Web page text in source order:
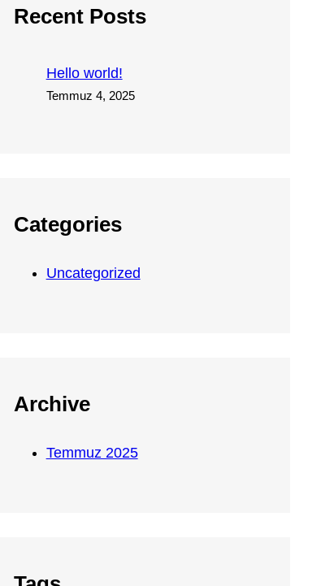
Recent Posts
Hello world!
Temmuz 4, 2025
Categories
Uncategorized
Archive
Temmuz 2025